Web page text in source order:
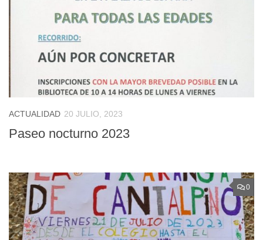
ACTUALIDAD 20 JULIO, 2023
Paseo nocturno 2023
0